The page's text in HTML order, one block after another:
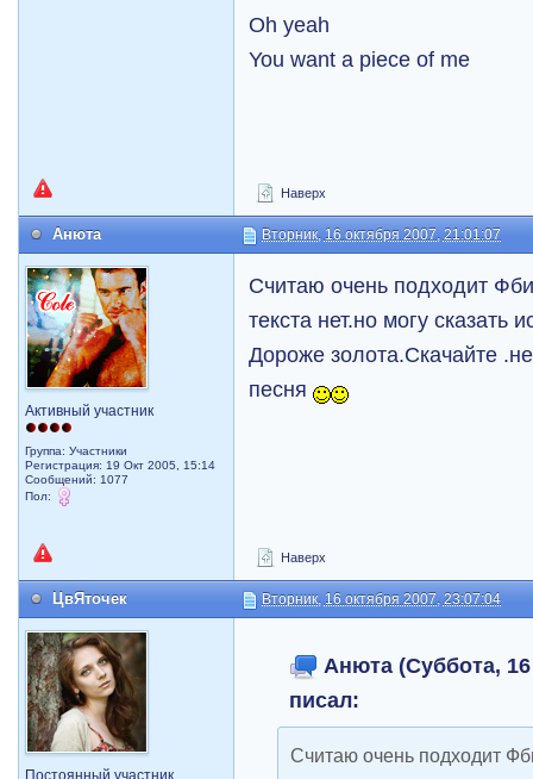
Oh yeah
You want a piece of me
Наверх
Анюта Вторник, 16 октября 2007, 21:01:07
Активный участник
Группа: Участники
Регистрация: 19 Окт 2005, 15:14
Сообщений: 1077
Пол:
Считаю очень подходит
текста нет.но могу сказать
Дороже золота.Скачайте
песня
Наверх
ЦвЯточек Вторник, 16 октября 2007, 23:07:04
Постоянный участник
Анюта (Суббота,
писал:
Считаю очень подходит